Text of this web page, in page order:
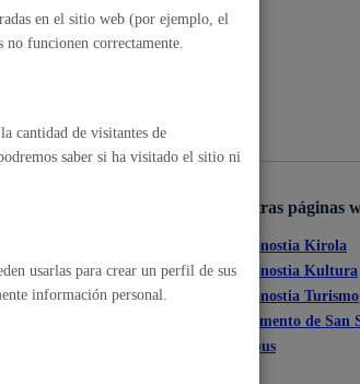
humanos y convivencia
contratante
Otras páginas
Donostia Kirola
Donostia Kultura
Donostia Turismo
Fomento de San
Dbus
en el sitio web (por ejemplo, el
funcionen correctamente.
cantidad de visitantes de
saber si ha visitado el sitio ni
usarlas para crear un perfil de sus
información personal.